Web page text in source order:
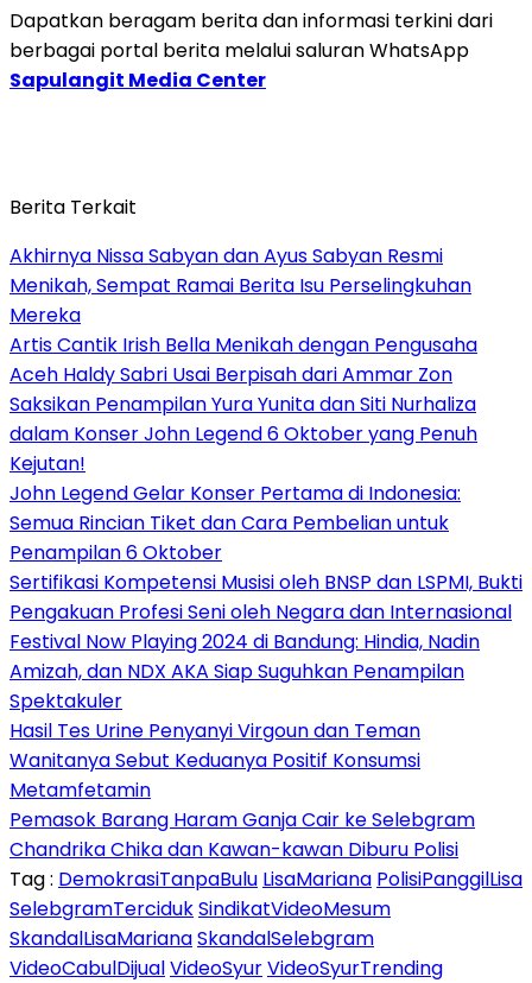
Dapatkan beragam berita dan informasi terkini dari
berbagai portal berita melalui saluran WhatsApp
Sapulangit Media Center
Berita Terkait
Akhirnya Nissa Sabyan dan Ayus Sabyan Resmi
Menikah, Sempat Ramai Berita Isu Perselingkuhan
Mereka
Artis Cantik Irish Bella Menikah dengan Pengusaha
Aceh Haldy Sabri Usai Berpisah dari Ammar Zon
Saksikan Penampilan Yura Yunita dan Siti Nurhaliza
dalam Konser John Legend 6 Oktober yang Penuh
Kejutan!
John Legend Gelar Konser Pertama di Indonesia:
Semua Rincian Tiket dan Cara Pembelian untuk
Penampilan 6 Oktober
Sertifikasi Kompetensi Musisi oleh BNSP dan LSPMI, Bukti
Pengakuan Profesi Seni oleh Negara dan Internasional
Festival Now Playing 2024 di Bandung: Hindia, Nadin
Amizah, dan NDX AKA Siap Suguhkan Penampilan
Spektakuler
Hasil Tes Urine Penyanyi Virgoun dan Teman
Wanitanya Sebut Keduanya Positif Konsumsi
Metamfetamin
Pemasok Barang Haram Ganja Cair ke Selebgram
Chandrika Chika dan Kawan-kawan Diburu Polisi
Tag : DemokrasiTanpaBulu LisaMariana PolisiPanggilLisa
SelebgramTercidukSindikatVideoMesum
SkandalLisaMarianaSkandalSelebgram
VideoCabulDijualVideoSyurVideoSyurTrending